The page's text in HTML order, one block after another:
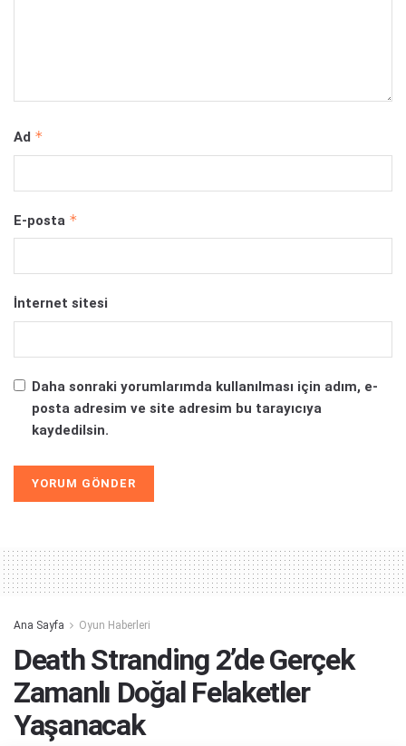
Ad *
E-posta *
İnternet sitesi
Daha sonraki yorumlarımda kullanılması için adım, e-
posta adresim ve site adresim bu tarayıcıya
kaydedilsin.
Ana Sayfa Oyun Haberleri
Death Stranding 2’de Gerçek
Zamanlı Doğal Felaketler
Yaşanacak